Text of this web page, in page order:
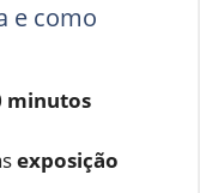
e como
minutos
exposição